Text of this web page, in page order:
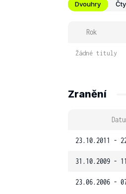
Dvouhry
Rok
Žádné tituly
Zranění
23.10.2011 -
31.10.2009 -
23.06.2006 -